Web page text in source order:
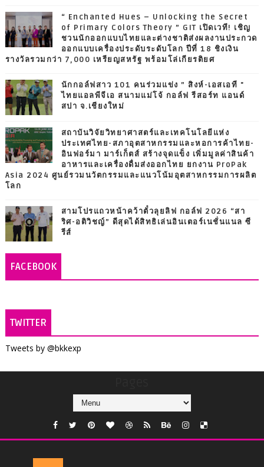
“ Enchanted Hues – Unlocking the Secret
of Primary Colors Theory ” GIT เปิดเวที! เชิญ
ชวนนักออกแบบไทยและต่างชาติส่งผลงานประกวด
ออกแบบเครื่องประดับระดับโลก ปีที่ 18 ชิงเงิน
รางวัลรวมกว่า 7,000 เหรียญสหรัฐ พร้อมโล่เกียรติยศ
นักกอล์ฟสาว 101 คนร่วมแข่ง ” สิงห์-เอสเอที "
ไทยแอลพีจีเอ สนามแม่โจ้ กอล์ฟ รีสอร์ท แอนด์
สปา จ.เชียงใหม่
สถาบันวิจัยวิทยาศาสตร์และเทคโนโลยีแห่ง
ประเทศไทย-สภาอุตสาหกรรมและหอการค้าไทย-
อินฟอร์มา มาร์เก็ตส์ สร้างจุดแข็ง เพิ่มมูลค่าสินค้า
อาหารและเครื่องดื่มส่งออกไทย ยกงาน ProPak
Asia 2024 ศูนย์รวมนวัตกรรมและแนวโน้มอุตสาหกรรมการผลิต
โลก
สามโปรแถวหน้าคว้าตั๋วลุยลิฟ กอล์ฟ 2026 “สา
ริศ-อติวิชญ์” ดีสุดได้สิทธิเล่นอินเตอร์เนชั่นแนล ซี
รีส์
FACEBOOK
TWITTER
Tweets by @bkkexp